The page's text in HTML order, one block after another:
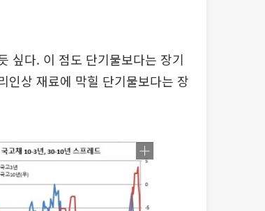
싶다. 이 점도 단기물보다는 장기
인상 재료에 막힐 단기물보다는 장